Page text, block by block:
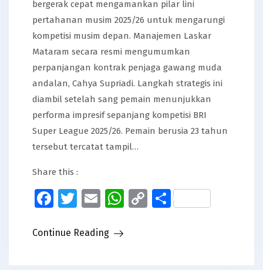
bergerak cepat mengamankan pilar lini
pertahanan musim 2025/26 untuk mengarungi
kompetisi musim depan. Manajemen Laskar
Mataram secara resmi mengumumkan
perpanjangan kontrak penjaga gawang muda
andalan, Cahya Supriadi. Langkah strategis ini
diambil setelah sang pemain menunjukkan
performa impresif sepanjang kompetisi BRI
Super League 2025/26. Pemain berusia 23 tahun
tersebut tercatat tampil…
Share this :
Facebook
Twitter
EmailWhatsApp
CopyShare
Continue Reading